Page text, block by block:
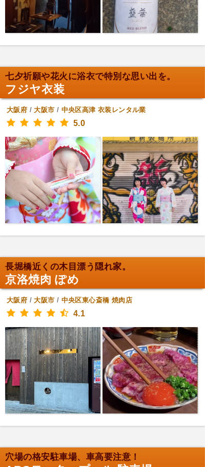
七夕祈願や花火に浴衣で特別な思い出を。
フジヤ衣装
大阪府 /大阪市 / 中央区高津 衣装レンタル業
5.0
長堀橋近くの木目漂う隠れ家。
京洛焼肉 ぽめ
大阪府 /大阪市 / 中央区東心斎橋 焼肉店
4.1
穴場の格安駐車場、車高要注意！